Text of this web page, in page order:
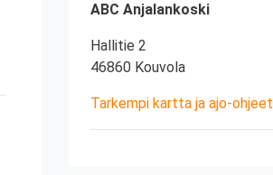
ABC Anjalankoski
Hallitie 2
46860 Kouvola
Tarkempi kartta ja ajo-ohjeet